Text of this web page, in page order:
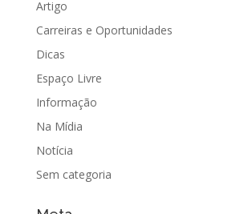
Artigo
Carreiras e Oportunidades
Dicas
Espaço Livre
Informação
Na Mídia
Notícia
Sem categoria